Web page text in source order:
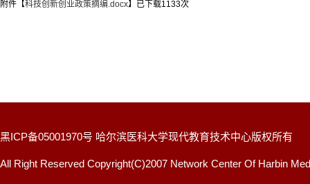
附件【科技创新创业政策摘编.docx】已下载1133次
黑ICP备05001970号 哈尔滨医科大学现代教育技术中心版权所有
All Right Reserved Copyright(C)2007 Network Center Of Harbin